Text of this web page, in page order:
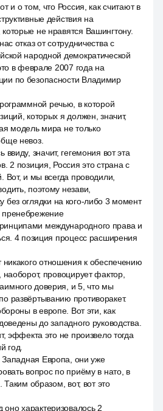
и о том, что Россия, как считают в
действия на
не нравятся Вашингтону.
отказ от сотрудничества с
народной демократической
в феврале 2007 года на
по безопасности Владимир
речью, в которой
которых я должен, значит,
модель мира не только
невоз.
значит, гегемония вот эта
2 позиция, Россия это страна с
Вот, и мы всегда проводили,
поэтому незави,
оглядки на кого-либо 3 момент
международного права и
4 позиция процесс расширения
отношения к обеспечению
провоцирует фактор,
доверия, и 5, что мы
развёртыванию противоракет.
в европе. Вот эти, как
до западного руководства.
эффекта это не произвело тогда
год.
Западная Европа, они уже
вопрос по приёму в нато, в
образом, вот, вот это
характеризовалось 2